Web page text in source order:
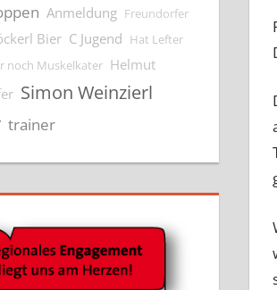
Anmeldung Freundorfer
Bier C Jugend Hat Lefter
noch Muskelkater Helmut
Simon Weinzierl
trainer